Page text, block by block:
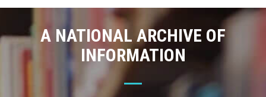
A NATIONAL ARCHIVE OF
INFORMATION